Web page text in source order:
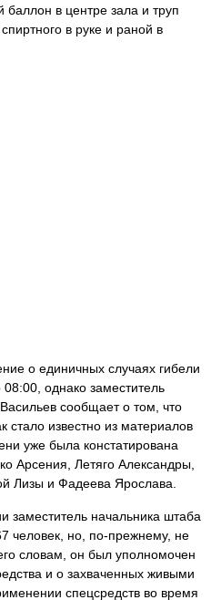
баллон в центре зала и труп
в руке и раной в
о единичных случаях гибели
однако заместитель
сообщает о том, что
стало известно из материалов
уже была констатирована
Арсения, Летяго Александры,
Лизы и Фадеева Ярослава.
заместитель начальника штаба
человек, но, по-прежнему, не
словам, он был уполномочен
и о захваченных живыми
спецсредств во время